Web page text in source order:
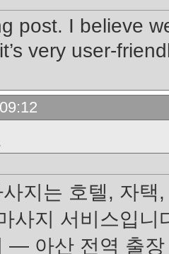
post. I believe
very user-
지는 호텔, 자
사지 서비스입
— 아산 전역 출